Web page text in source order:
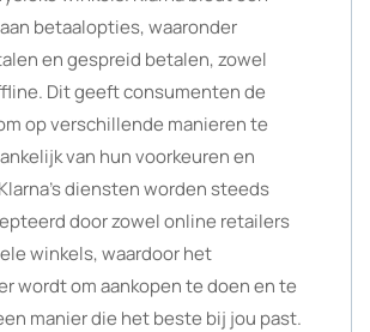
betaalopties, waaronder
en gespreid betalen, zowel
Dit geeft consumenten de
op verschillende manieren te
van hun voorkeuren en
diensten worden steeds
door zowel online retailers
winkels, waardoor het
wordt om aankopen te doen en te
manier die het beste bij jou past.